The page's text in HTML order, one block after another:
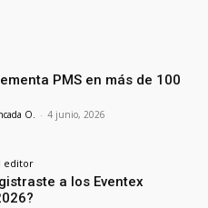
PMS en más de 100
O. - 4 junio, 2026
editor
a los Eventex